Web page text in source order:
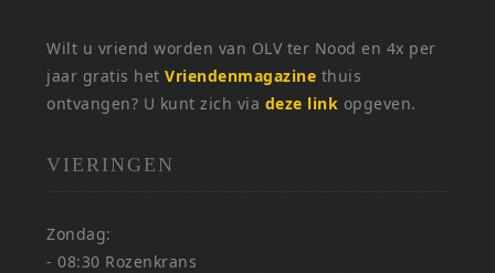
Wilt u vriend worden van OLV ter Nood en 4x per
jaar gratis hetVriendenmagazine thuis
ontvangen? U kunt zich via deze link opgeven.
VIERINGEN
Zondag:
- 08:30 Rozenkrans